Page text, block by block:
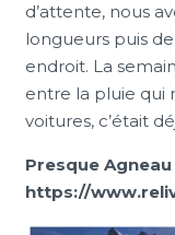
d’attente, nous
longueurs puis
endroit. La
entre la pluie qui
voitures, c’était
Presque
https://